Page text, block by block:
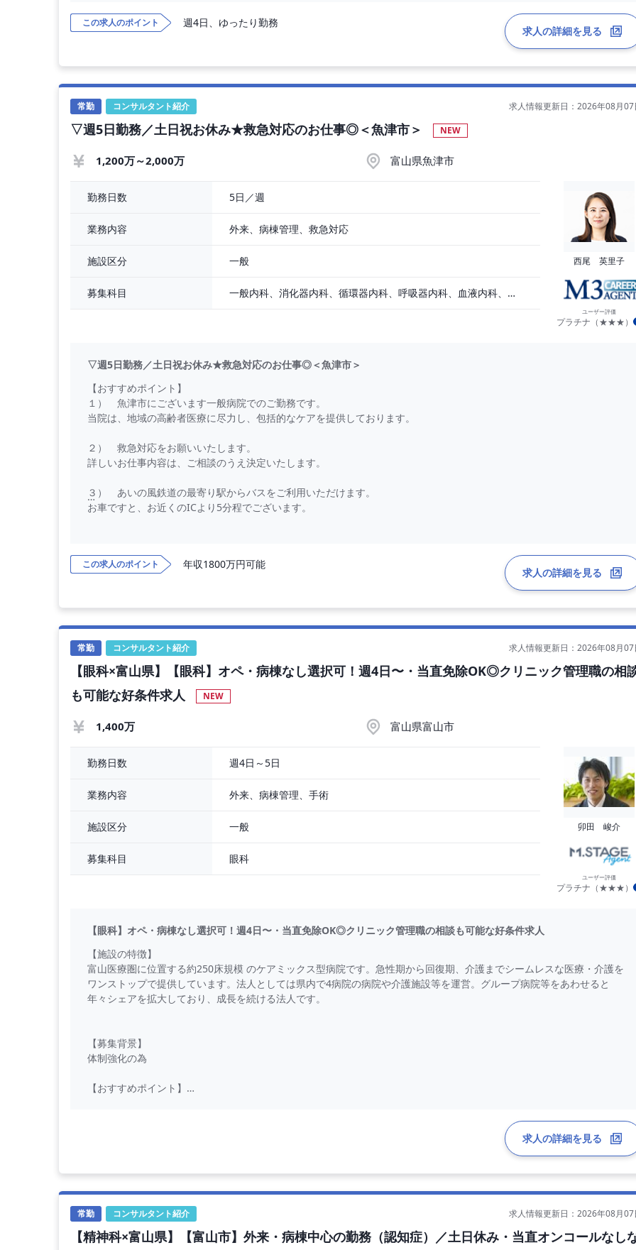
【勤務条件】
◇ 時間外勤務 ： なし
◇ 勤務日数 ： 4～5日／週
◇ 休日 ： 日曜日 応相談
◇ 休暇 ： 有給休暇は法定通り付与
その他休暇 特別休暇、育児休暇 ※その他なし
こちらの科目の先生にご応募いただ
この求人のポイント 週4日、ゆったり勤務
求人の詳細を見る
常勤 コンサルタント紹介 求人情報更新日：2026年08月07
▽週5日勤務／土日祝お休み★救急対応のお仕事◎＜魚津市＞ NEW
1,200万～2,000万 富山県魚津市
勤務日数 5日／週
業務内容 外来、病棟管理、救急対応
施設区分 一般
募集科目 一般内科、消化器内科、循環器内科、呼吸器内科、血液内科、脳神経内科、内分泌内科、老人内科、一般外科、消化器外科、その他
西尾 英里子
ユーザー評価
プラチナ（★★★）
▽週5日勤務／土日祝お休み★救急対応のお仕事◎＜魚津市＞
【おすすめポイント】
１） 魚津市にございます一般病院でのご勤務です。
当院は、地域の高齢者医療に尽力し、包括的なケアを提供しております。
２） 救急対応をお願いいたします。
詳しいお仕事内容は、ご相談のうえ決定いたします。
３） あいの風鉄道の最寄り駅からバスをご利用いただけます。
お車ですと、お近くのICより5分程でございます。
◇ 診療体制 ： 1診制
◇ 病棟管理数 ： 10床程度（主治医制）
◇ 救急対応数 ： 1コマ／週（当番制）
【勤務条件】
◇ 年収 ： 1,200万円 〜 2,000万円
◇ 勤務時間 ： 全日8：15～17：00
◇ 休日 ： 土曜日
この求人のポイント 年収1800万円可能
求人の詳細を見る
常勤 コンサルタント紹介 求人情報更新日：2026年08月07
【眼科×富山県】【眼科】オペ・病棟なし選択可！週4日〜・当直免除OK◎クリニック管理職の相
も可能な好条件求人
NEW
1,400万 富山県富山市
勤務日数 週4日～5日
業務内容 外来、病棟管理、手術
施設区分 一般
募集科目 眼科
卯田 峻介
ユーザー評価
プラチナ（★★★）
【眼科】オペ・病棟なし選択可！週4日〜・当直免除OK◎クリニック管理職の相談も可能な好条件求人
【施設の特徴】
富山医療圏に位置する約250床規模 のケアミックス型病院です。急性期から回復期、介護までシームレスな医療・介護を
ワンストップで提供しています。法人としては県内で4病院の病院や介護施設等を運営。グループ病院等をあわせると
年々シェアを拡大しており、成長を続ける法人です。
【募集背景】
体制強化の為
【おすすめポイント】
募集科目 ： 眼科
勤務日数 ： 週4～5日
勤務時間 ： 08:30～17:15
休 憩 ： 45分
当 直 ： 月0回～
求人の詳細を見る
常勤 コンサルタント紹介 求人情報更新日：2026年08月07
【精神科×富山県】【富山市】外来・病棟中心の勤務（認知症）／土日休み・当直オンコールなし